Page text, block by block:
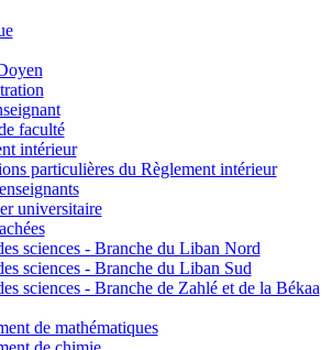
faculté
intérieur
particulières du Règlement intérieur
universitaire
sciences - Branche du Liban Nord
sciences - Branche du Liban Sud
sciences - Branche de Zahlé et de la Békaa
de mathématiques